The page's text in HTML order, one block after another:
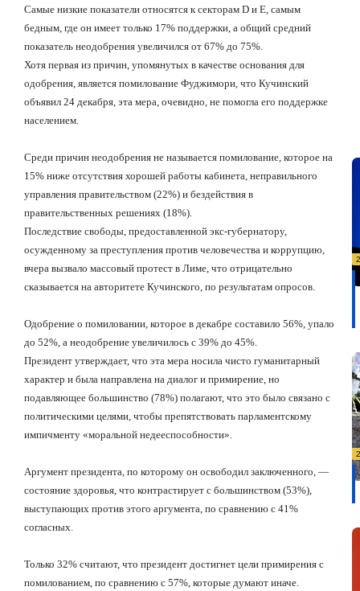
Самые низкие показатели относятся к секторам D и E, самым
бедным, где он имеет только 17% поддержки, а общий средний
показатель неодобрения увеличился от 67% до 75%.
Хотя первая из причин, упомянутых в качестве основания для
одобрения, является помилование Фуджимори, что Кучинский
объявил 24 декабря, эта мера, очевидно, не помогла его поддержке
населением.
Среди причин неодобрения не называется помилование, которое на
15% ниже отсутствия хорошей работы кабинета, неправильного
управления правительством (22%) и бездействия в
правительственных решениях (18%).
Последствие свободы, предоставленной экс-губернатору,
осужденному за преступления против человечества и коррупцию,
вчера вызвало массовый протест в Лиме, что отрицательно
сказывается на авторитете Кучинского, по результатам опросов.
Одобрение о помиловании, которое в декабре составило 56%, упало
до 52%, а неодобрение увеличилось с 39% до 45%.
Президент утверждает, что эта мера носила чисто гуманитарный
характер и была направлена на диалог и примирение, но
подавляющее большинство (78%) полагают, что это было связано с
политическими целями, чтобы препятствовать парламентскому
импичменту «моральной недееспособности».
Аргумент президента, по которому он освободил заключенного, —
состояние здоровья, что контрастирует с большинством (53%),
выступающих против этого аргумента, по сравнению с 41%
согласных.
Только 32% считают, что президент достигнет цели примирения с
помилованием, по сравнению с 57%, которые думают иначе.